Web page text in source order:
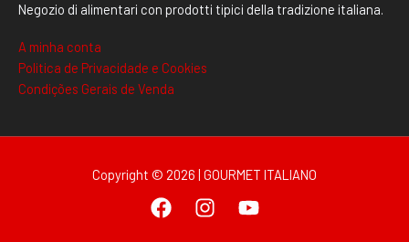
Negozio di alimentari con prodotti tipici della tradizione italiana.
A minha conta
Politica de Privacidade e Cookies
Condições Gerais de Venda
Copyright © 2026 | GOURMET ITALIANO